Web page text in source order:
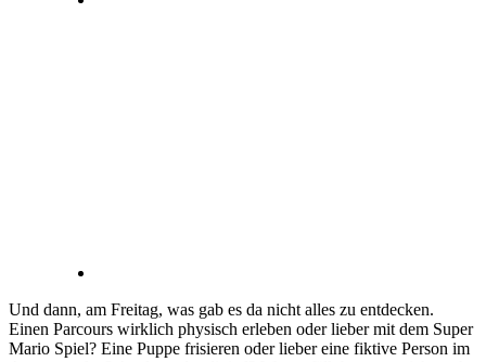
Und dann, am Freitag, was gab es da nicht alles zu entdecken.
Einen Parcours wirklich physisch erleben oder lieber mit dem Super
Mario Spiel? Eine Puppe frisieren oder lieber eine fiktive Person im